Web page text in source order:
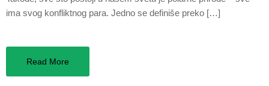
ima svog konfliktnog para. Jedno se definiše preko […]
Read More